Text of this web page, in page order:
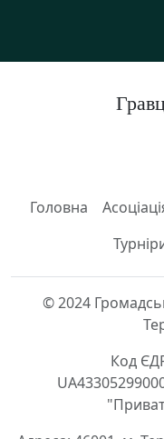
Головна
© 2024
Код